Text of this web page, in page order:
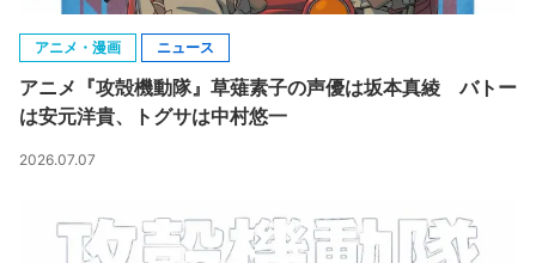
アニメ・漫画 ニュース
アニメ『攻殻機動隊』草薙素子の声優は坂本真綾 バトー
は安元洋貴、トグサは中村悠一
2026.07.07